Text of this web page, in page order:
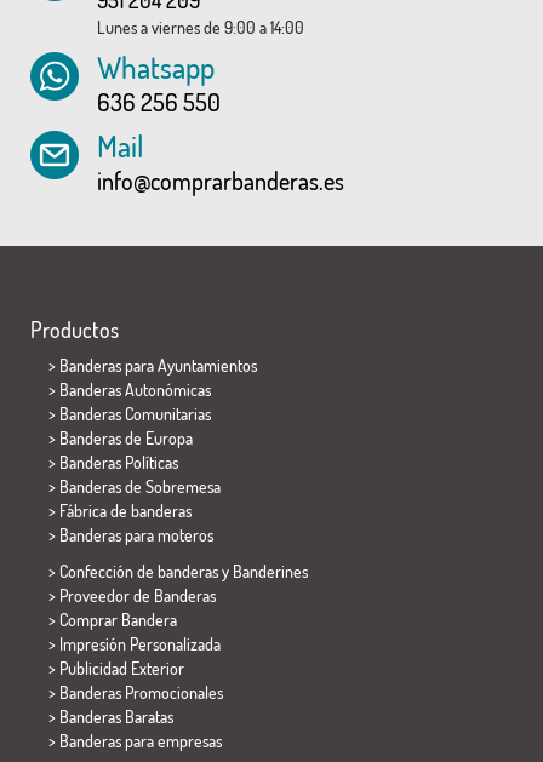
Lunes a viernes de 9:00 a 14:00
Whatsapp
636 256 550
Mail
info@comprarbanderas.es
Productos
> Banderas para Ayuntamientos
> Banderas Autonómicas
> Banderas Comunitarias
> Banderas de Europa
> Banderas Políticas
> Banderas de Sobremesa
> Fábrica de banderas
> Banderas para moteros
> Confección de banderas y Banderines
> Proveedor de Banderas
> Comprar Bandera
> Impresión Personalizada
> Publicidad Exterior
> Banderas Promocionales
> Banderas Baratas
> Banderas para empresas